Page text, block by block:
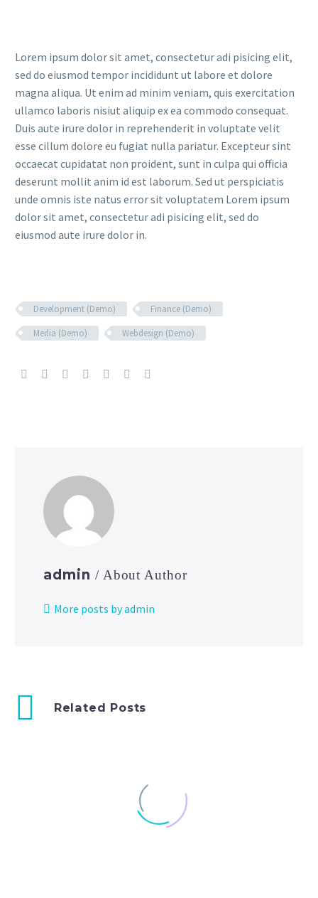
Lorem ipsum dolor sit amet, consectetur adi pisicing elit,
sed do eiusmod tempor incididunt ut labore et dolore
magna aliqua. Ut enim ad minim veniam, quis exercitation
ullamco laboris nisiut aliquip ex ea commodo consequat.
Duis aute irure dolor in reprehenderit in voluptate velit
esse cillum dolore eu fugiat nulla pariatur. Excepteur sint
occaecat cupidatat non proident, sunt in culpa qui officia
deserunt mollit anim id est laborum. Sed ut perspiciatis
unde omnis iste natus error sit voluptatem Lorem ipsum
dolor sit amet, consectetur adi pisicing elit, sed do
eiusmod aute irure dolor in.
Development (Demo)
Finance (Demo)
Media (Demo)
Webdesign (Demo)
admin / About Author
More posts by admin
Related Posts